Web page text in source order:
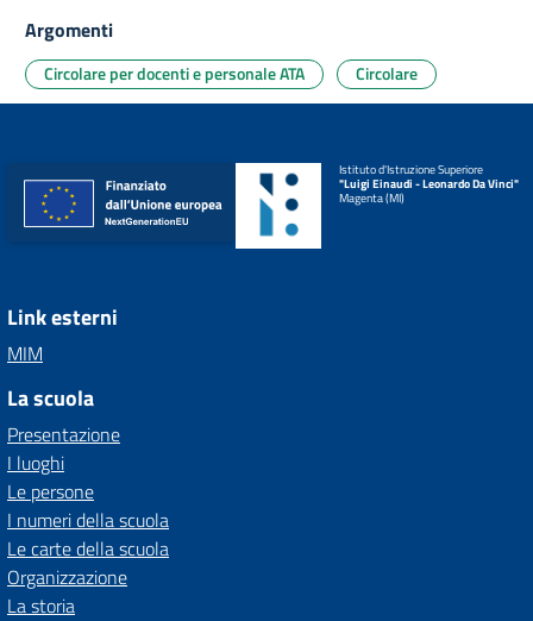
Argomenti
Circolare per docenti e personale ATA Circolare
Istituto d'Istruzione Superiore
"Luigi Einaudi - Leonardo Da Vinci"
Magenta (MI)
Link esterni
MIM
La scuola
Presentazione
I luoghi
Le persone
I numeri della scuola
Le carte della scuola
Organizzazione
La storia